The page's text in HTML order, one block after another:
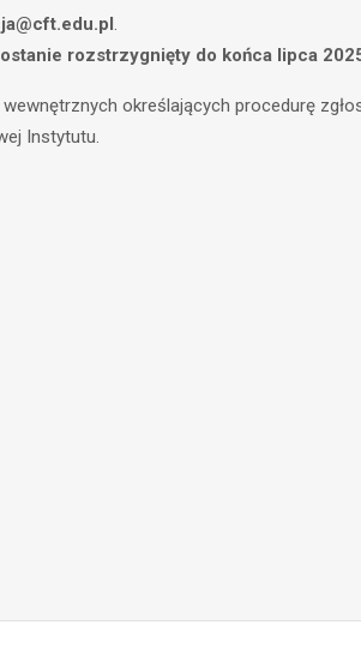
.
rozstrzygnięty do końca lipca
określających procedurę
Instytutu.